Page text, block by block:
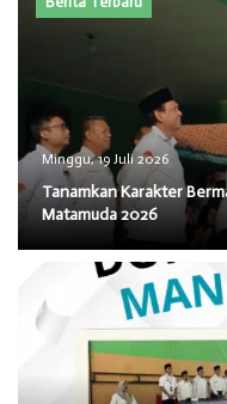
SK / JADWAL (2026/2027)
Minggu, 19 Juli 2026
​Tanamkan Karakter
Matamuda 2026